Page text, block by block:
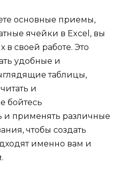
основные приемы,
ячейки в Excel, вы
своей работе. Это
удобные и
таблицы,
и
бойтесь
и применять различные
чтобы создать
именно вам и